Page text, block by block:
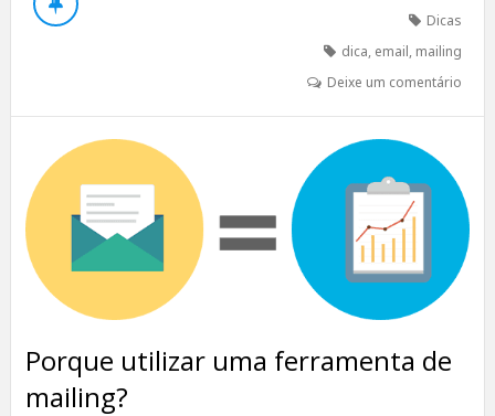
Dicas
dica, email, mailing
Deixe um comentário
Porque utilizar uma ferramenta de
mailing?